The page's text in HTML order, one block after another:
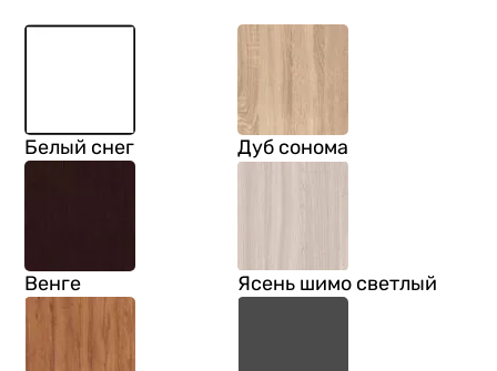
Белый снег Дуб сонома
Венге Ясень шимо светлый